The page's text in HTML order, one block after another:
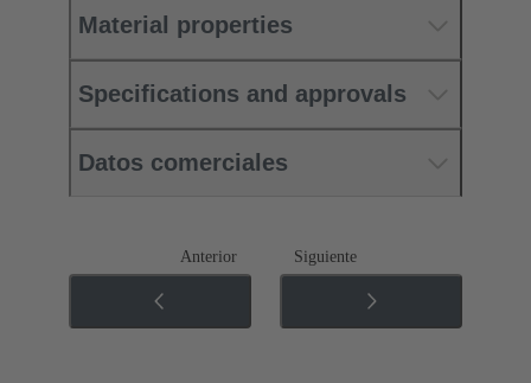
Material properties
Specifications and approvals
Datos comerciales
Anterior Siguiente